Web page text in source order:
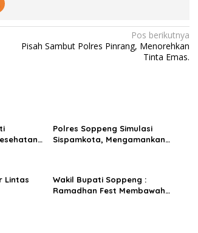
Pos berikutnya
Pisah Sambut Polres Pinrang, Menorehkan
Tinta Emas.
Polres Soppeng Simulasi
Sispamkota, Mengamankan
Lintas
Wakil Bupati Soppeng :
Ramadhan Fest Membawah